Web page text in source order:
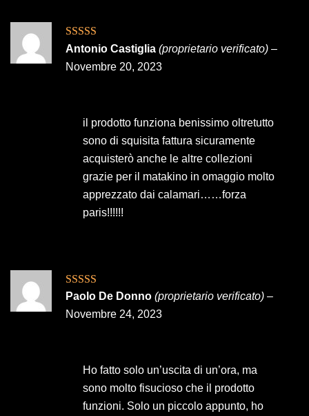
Valutato5 su
5
Antonio Castiglia (proprietario verificato) –
Novembre 20, 2023
il prodotto funziona benissimo oltretutto
sono di squisita fattura sicuramente
acquisterò anche le altre collezioni
grazie per il matakino in omaggio molto
apprezzato dai calamari……forza
paris!!!!!!
Valutato5su
5
Paolo De Donno (proprietario verificato) –
Novembre 24, 2023
Ho fatto solo un’uscita di un’ora, ma
sono molto fisucioso che il prodotto
funzioni. Solo un piccolo appunto, ho